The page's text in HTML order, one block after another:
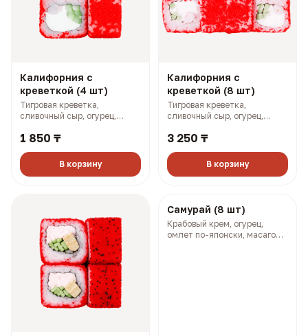
Калифорния с
креветкой (4 шт)
Тигровая креветка,
сливочный сыр, огурец,
1 850 ₸
В корзину
Калифорния с
креветкой (8 шт)
Тигровая креветка,
сливочный сыр, огурец,
3 250 ₸
В корзину